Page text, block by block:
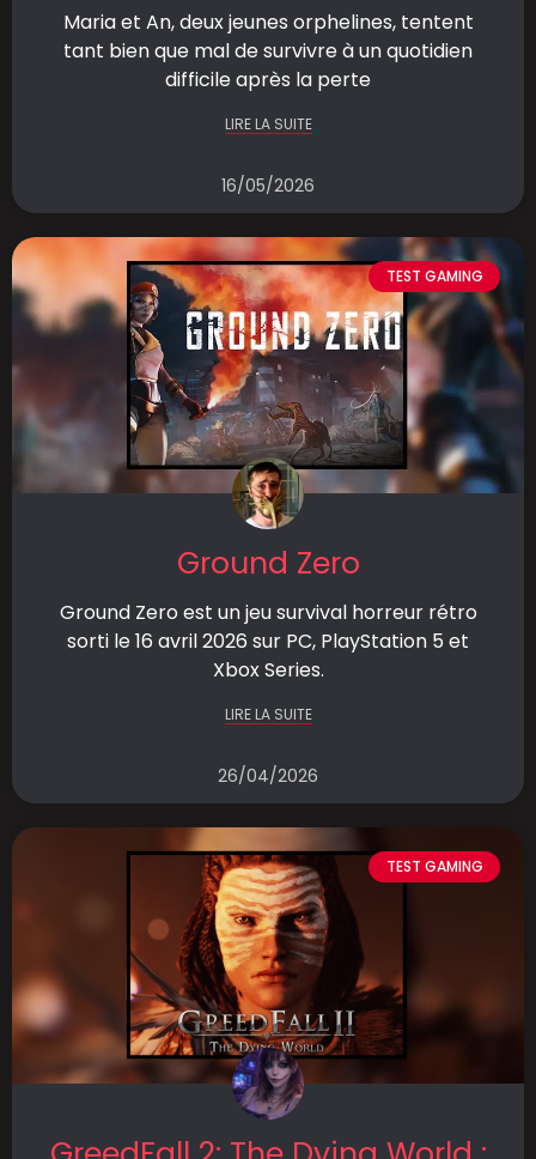
Maria et An, deux jeunes orphelines, tentent
tant bien que mal de survivre à un quotidien
difficile après la perte
LIRE LA SUITE
16/05/2026
TEST GAMING
Ground Zero
Ground Zero est un jeu survival horreur rétro
sorti le 16 avril 2026 sur PC, PlayStation 5 et
Xbox Series.
LIRE LA SUITE
26/04/2026
TEST GAMING